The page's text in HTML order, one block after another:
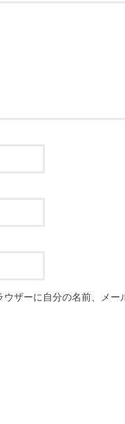
ザーに自分の名前、メー